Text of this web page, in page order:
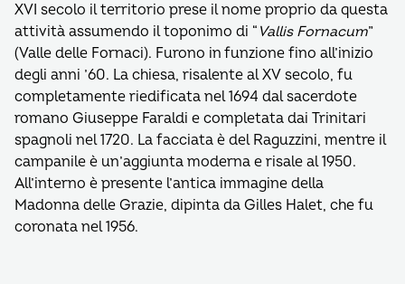
XVI secolo il territorio prese il nome proprio da questa
attività assumendo il toponimo di “ Vallis Fornacum”
(Valle delle Fornaci). Furono in funzione fino all’inizio
degli anni ’60. La chiesa, risalente al XV secolo, fu
completamente riedificata nel 1694 dal sacerdote
romano Giuseppe Faraldi e completata dai Trinitari
spagnoli nel 1720. La facciata è del Raguzzini, mentre il
campanile è un’aggiunta moderna e risale al 1950.
All’interno è presente l’antica immagine della
Madonna delle Grazie, dipinta da Gilles Halet, che fu
coronata nel 1956.